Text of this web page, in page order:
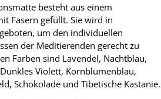
besteht aus einem
Fasern gefüllt. Sie wird in
um den individuellen
der Meditierenden gerecht zu
Farben sind Lavendel, Nachtblau,
Violett, Kornblumenblau,
Schokolade und Tibetische Kastanie.